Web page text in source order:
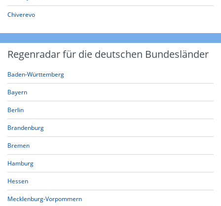
Chiverevo
Regenradar für die deutschen Bundesländer
Baden-Württemberg
Bayern
Berlin
Brandenburg
Bremen
Hamburg
Hessen
Mecklenburg-Vorpommern